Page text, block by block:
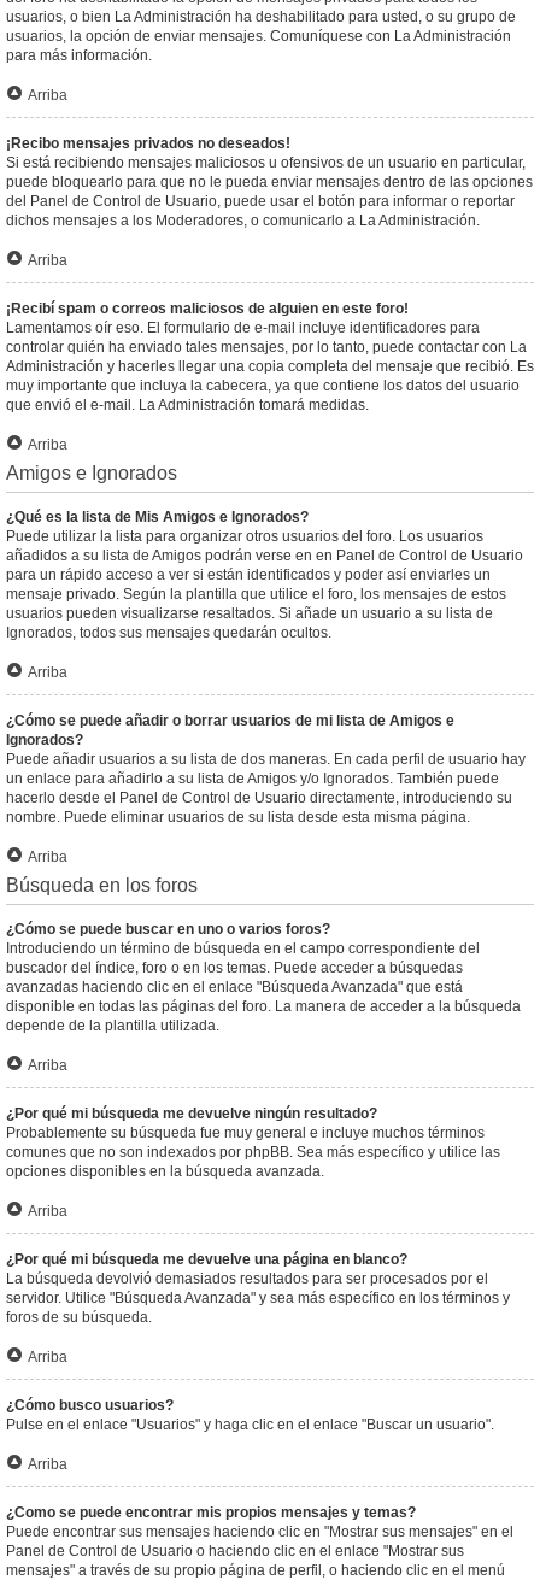
usuarios, o bien La Administración ha deshabilitado para usted, o su grupo de
usuarios, la opción de enviar mensajes. Comuníquese con La Administración
para más información.
Arriba
¡Recibo mensajes privados no deseados!
Si está recibiendo mensajes maliciosos u ofensivos de un usuario en particular,
puede bloquearlo para que no le pueda enviar mensajes dentro de las opciones
del Panel de Control de Usuario, puede usar el botón para informar o reportar
dichos mensajes a los Moderadores, o comunicarlo a La Administración.
Arriba
¡Recibí spam o correos maliciosos de alguien en este foro!
Lamentamos oír eso. El formulario de e-mail incluye identificadores para
controlar quién ha enviado tales mensajes, por lo tanto, puede contactar con La
Administración y hacerles llegar una copia completa del mensaje que recibió. Es
muy importante que incluya la cabecera, ya que contiene los datos del usuario
que envió el e-mail. La Administración tomará medidas.
Arriba
Amigos e Ignorados
¿Qué es la lista de Mis Amigos e Ignorados?
Puede utilizar la lista para organizar otros usuarios del foro. Los usuarios
añadidos a su lista de Amigos podrán verse en en Panel de Control de Usuario
para un rápido acceso a ver si están identificados y poder así enviarles un
mensaje privado. Según la plantilla que utilice el foro, los mensajes de estos
usuarios pueden visualizarse resaltados. Si añade un usuario a su lista de
Ignorados, todos sus mensajes quedarán ocultos.
Arriba
¿Cómo se puede añadir o borrar usuarios de mi lista de Amigos e
Ignorados?
Puede añadir usuarios a su lista de dos maneras. En cada perfil de usuario hay
un enlace para añadirlo a su lista de Amigos y/o Ignorados. También puede
hacerlo desde el Panel de Control de Usuario directamente, introduciendo su
nombre. Puede eliminar usuarios de su lista desde esta misma página.
Arriba
Búsqueda en los foros
¿Cómo se puede buscar en uno o varios foros?
Introduciendo un término de búsqueda en el campo correspondiente del
buscador del índice, foro o en los temas. Puede acceder a búsquedas
avanzadas haciendo clic en el enlace "Búsqueda Avanzada" que está
disponible en todas las páginas del foro. La manera de acceder a la búsqueda
depende de la plantilla utilizada.
Arriba
¿Por qué mi búsqueda me devuelve ningún resultado?
Probablemente su búsqueda fue muy general e incluye muchos términos
comunes que no son indexados por phpBB. Sea más específico y utilice las
opciones disponibles en la búsqueda avanzada.
Arriba
¿Por qué mi búsqueda me devuelve una página en blanco?
La búsqueda devolvió demasiados resultados para ser procesados por el
servidor. Utilice "Búsqueda Avanzada" y sea más específico en los términos y
foros de su búsqueda.
Arriba
¿Cómo busco usuarios?
Pulse en el enlace "Usuarios" y haga clic en el enlace "Buscar un usuario".
Arriba
¿Como se puede encontrar mis propios mensajes y temas?
Puede encontrar sus mensajes haciendo clic en "Mostrar sus mensajes" en el
Panel de Control de Usuario o haciendo clic en el enlace "Mostrar sus
mensajes" a través de su propio página de perfil, o haciendo clic en el menú